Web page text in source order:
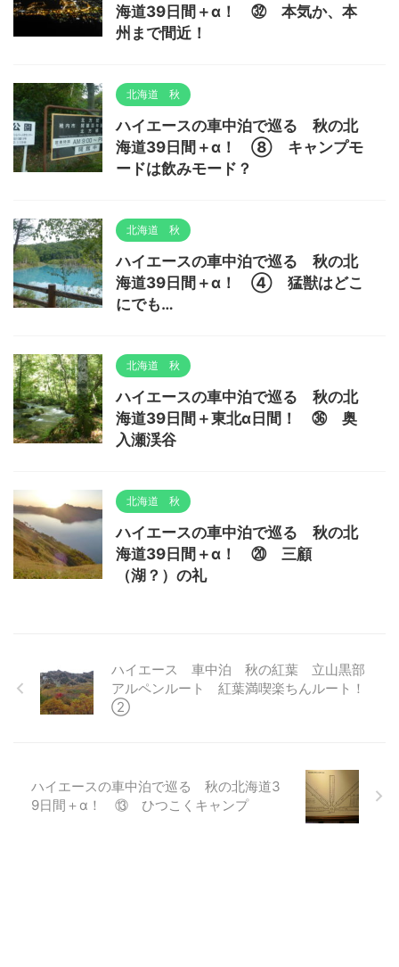
海道39日間＋α！ ㉜ 本気か、本
州まで間近！
北海道 秋
ハイエースの車中泊で巡る 秋の北
海道39日間＋α！ ⑧ キャンプモ
ードは飲みモード？
北海道 秋
ハイエースの車中泊で巡る 秋の北
海道39日間＋α！ ④ 猛獣はどこ
にでも…
北海道 秋
ハイエースの車中泊で巡る 秋の北
海道39日間＋東北α日間！ ㊱ 奥
入瀬渓谷
北海道 秋
ハイエースの車中泊で巡る 秋の北
海道39日間＋α！ ⑳ 三顧
（湖？）の礼
ハイエース 車中泊 秋の紅葉 立山黒部
アルペンルート 紅葉満喫楽ちんルート！
②
ハイエースの車中泊で巡る 秋の北海道3
9日間＋α！ ⑬ ひつこくキャンプ